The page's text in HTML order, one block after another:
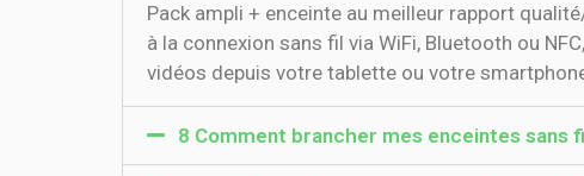
Pack ampli + enceinte au meilleur rapport
à la connexion sans fil via WiFi, Bluetooth ou
vidéos depuis votre tablette ou votre
8 Comment brancher mes enceintes sans